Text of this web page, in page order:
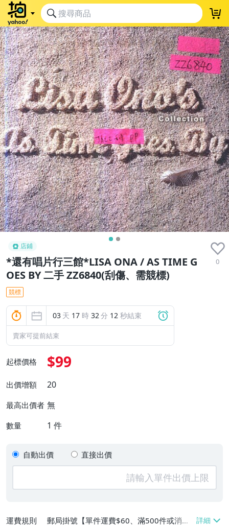
店鋪
*還有唱片行三館*LISA ONA / AS TIME G
OES BY 二手 ZZ6840(刮傷、需競標)
0
競標
03 天 17 時 32 分 11 秒結束
賣家可提前結束
起標價格 $99
出價增額 20
最高出價者 無
數量 1 件
自動出價 直接出價
運費規則
郵局掛號【單件運費$60、滿500件或消費